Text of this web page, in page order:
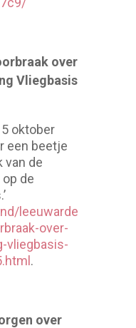
over
Vliegbasis
oktober
een beetje
van de
de
leeuwarde
over-
vliegbasis-
.
over